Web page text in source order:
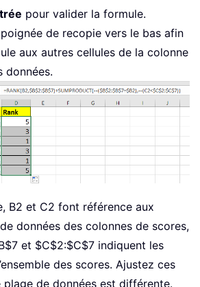
pour valider la formule.
de recopie vers le bas afin
aux autres cellules de la colonne
données.
B2 et C2 font référence aux
données des colonnes de scores,
et $C$2:$C$7 indiquent les
des scores. Ajustez ces
de données est différente.